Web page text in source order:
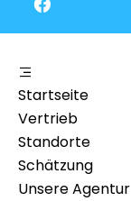
Startseite
Vertrieb
Standorte
Schätzung
Unsere Agentur